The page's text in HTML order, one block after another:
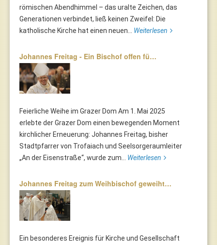
römischen Abendhimmel – das uralte Zeichen, das
Generationen verbindet, ließ keinen Zweifel: Die
katholische Kirche hat einen neuen... Weiterlesen
Johannes Freitag - Ein Bischof offen fü…
Feierliche Weihe im Grazer Dom Am 1. Mai 2025
erlebte der Grazer Dom einen bewegenden Moment
kirchlicher Erneuerung: Johannes Freitag, bisher
Stadtpfarrer von Trofaiach und Seelsorgeraumleiter
„An der Eisenstraße“, wurde zum... Weiterlesen
Johannes Freitag zum Weihbischof geweiht…
Ein besonderes Ereignis für Kirche und Gesellschaft